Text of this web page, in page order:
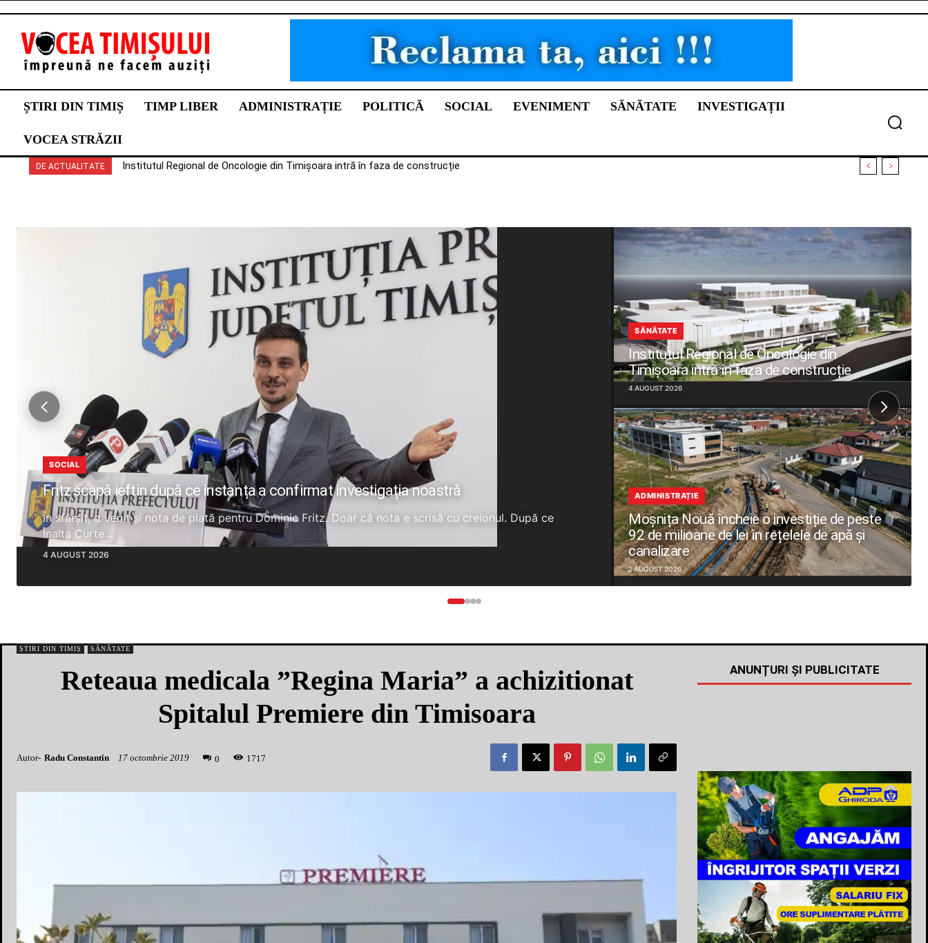
ȘTIRI DIN TIMIȘ TIMP LIBER ADMINISTRAȚIE POLITICĂ SOCIAL EVENIMENT SĂNĂTATE INVESTIGAȚII
VOCEA STRĂZII
DE ACTUALITATE Institutul Regional de Oncologie din Timișoara intră în faza de construcție
SOCIAL
Fritz scapă ieftin după ce instanța a confirmat investigația noastră
În sfârșit, a venit și nota de plată pentru Dominic Fritz. Doar că nota e scrisă cu creionul. După ce
Înalta Curte…
4 AUGUST 2026
SĂNĂTATE
Institutul Regional de Oncologie din
Timișoara intră în faza de construcție
4 AUGUST 2026
ADMINISTRAȚIE
Moșnița Nouă încheie o investiție de peste
92 de milioane de lei în rețelele de apă și
canalizare
2 AUGUST 2026
ȘTIRI DIN TIMIȘ SĂNĂTATE
Reteaua medicala ”Regina Maria” a achizitionat
Spitalul Premiere din Timisoara
Autor- Radu Constantin 17 octombrie 2019 0 1 717
ANUNȚURI ȘI PUBLICITATE